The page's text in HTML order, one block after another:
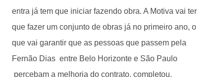
entra já tem que iniciar fazendo obra. A Motiva vai ter
que fazer um conjunto de obras já no primeiro ano, o
que vai garantir que as pessoas que passem pela
Fernão Dias entre Belo Horizonte e São Paulo
percebam a melhoria do contrato, completou.